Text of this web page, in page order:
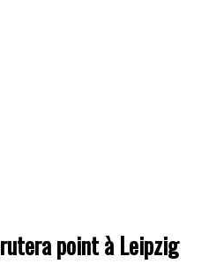
point à Leipzig